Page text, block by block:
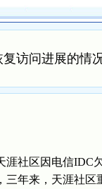
访问进展的情
社区因电信IDC
三年来，天涯社